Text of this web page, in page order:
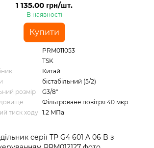
1 135.00 грн/шт.
В наявності
Купити
PRM011053
TSK
Китай
бістабільний (5/2)
розмір
G3/8"
Фільтроване повітря 40 мкр
тиск ходу 1.2 MПа